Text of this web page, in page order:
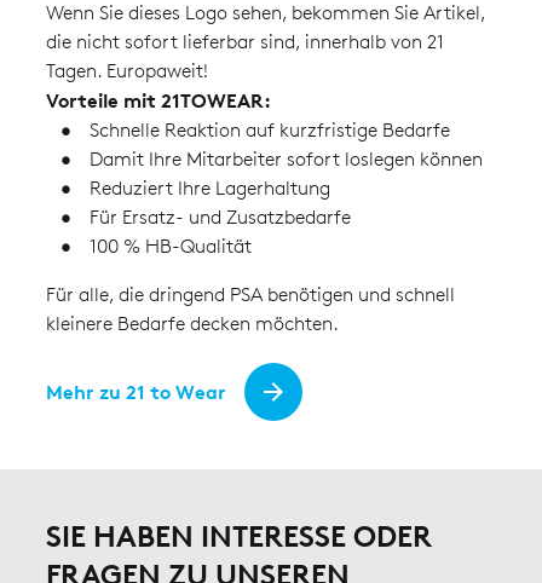
Wenn Sie dieses Logo sehen, bekommen Sie Artikel,
die nicht sofort lieferbar sind, innerhalb von 21
Tagen. Europaweit!
Vorteile mit 21TOWEAR:
Schnelle Reaktion auf kurzfristige Bedarfe
Damit Ihre Mitarbeiter sofort loslegen können
Reduziert Ihre Lagerhaltung
Für Ersatz- und Zusatzbedarfe
100 % HB-Qualität
Für alle, die dringend PSA benötigen und schnell
kleinere Bedarfe decken möchten.
Mehr zu 21 to Wear
SIE HABEN INTERESSE ODER
FRAGEN ZU UNSEREN